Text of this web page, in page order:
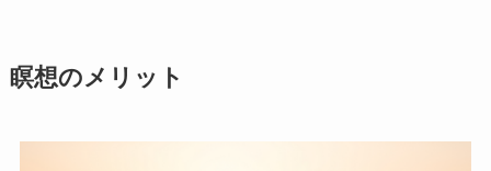
瞑想のメリット